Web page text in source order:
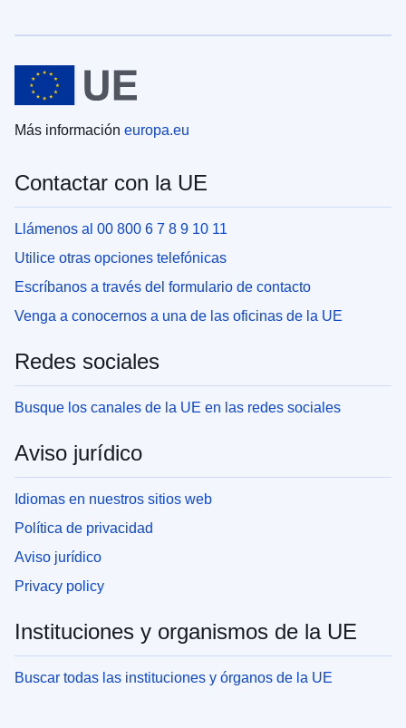
Más información europa.eu
Contactar con la UE
Llámenos al 00 800 6 7 8 9 10 11
Utilice otras opciones telefónicas
Escríbanos a través del formulario de contacto
Venga a conocernos a una de las oficinas de la UE
Redes sociales
Busque los canales de la UE en las redes sociales
Aviso jurídico
Idiomas en nuestros sitios web
Política de privacidad
Aviso jurídico
Privacy policy
Instituciones y organismos de la UE
Buscar todas las instituciones y órganos de la UE